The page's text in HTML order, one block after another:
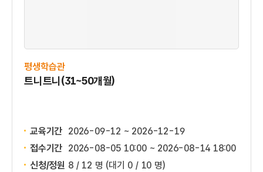
평생학습관
트니트니(31~50개월)
교육기간 2026-09-12 ~ 2026-12-19
접수기간 2026-08-05 10:00 ~ 2026-08-14 18:00
신청/정원 8 / 12 명 (대기 0 / 10 명)